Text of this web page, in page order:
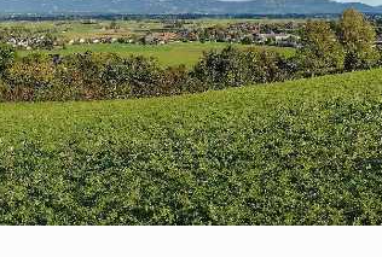
Verbandsrat
Kommissionen